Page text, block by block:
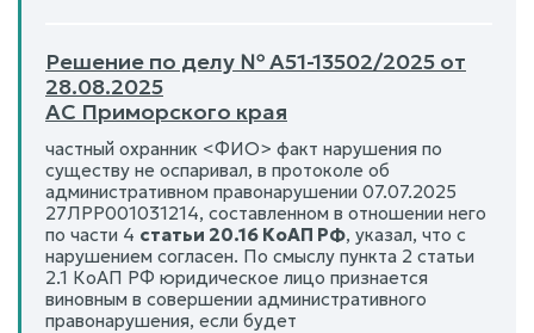
Решение по делу № А51-13502/2025 от
28.08.2025
АС Приморского края
частный охранник <ФИО> факт нарушения по
существу не оспаривал, в протоколе об
административном правонарушении 07.07.2025
27ЛРР001031214, составленном в отношении него
по части 4 статьи 20.16 КоАП РФ, указал, что с
нарушением согласен. По смыслу пункта 2 статьи
2.1 КоАП РФ юридическое лицо признается
виновным в совершении административного
правонарушения, если будет